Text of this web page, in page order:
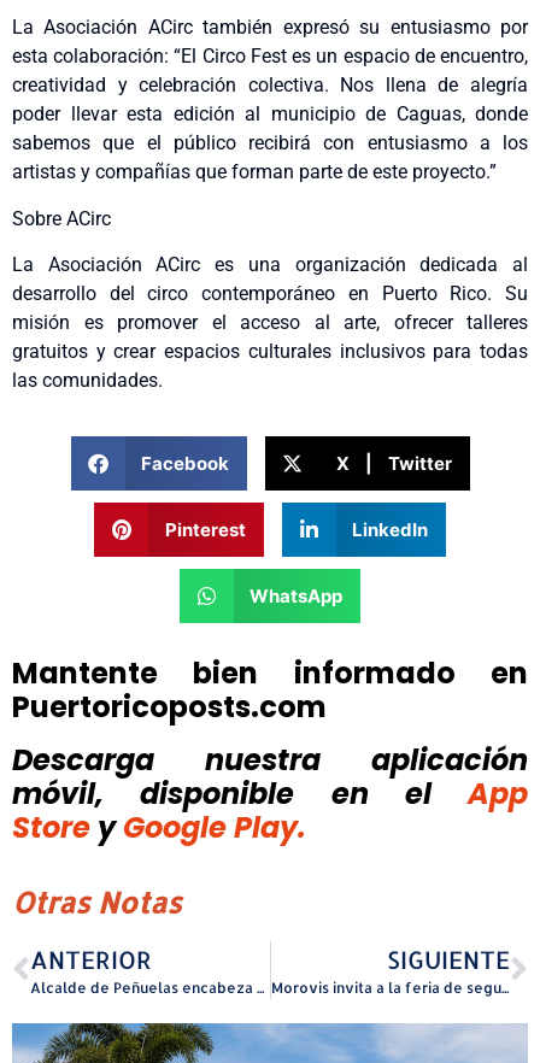
La Asociación ACirc también expresó su entusiasmo por
esta colaboración: “El Circo Fest es un espacio de encuentro,
creatividad y celebración colectiva. Nos llena de alegría
poder llevar esta edición al municipio de Caguas, donde
sabemos que el público recibirá con entusiasmo a los
artistas y compañías que forman parte de este proyecto.”
Sobre ACirc
La Asociación ACirc es una organización dedicada al
desarrollo del circo contemporáneo en Puerto Rico. Su
misión es promover el acceso al arte, ofrecer talleres
gratuitos y crear espacios culturales inclusivos para todas
las comunidades.
Facebook X | Twitter
Pinterest LinkedIn
WhatsApp
Mantente bien informado en
Puertoricoposts.com
Descarga nuestra aplicación
móvil, disponible
en el
App
Store y Google Play.
Otras Notas
ANTERIOR
Alcalde de Peñuelas encabeza restructuración de la Doble A en su municipio
SIGUIENTE
Morovis invita a la feria de seguridad familiar ‘Viajando Seguro’ este próximo miércoles.